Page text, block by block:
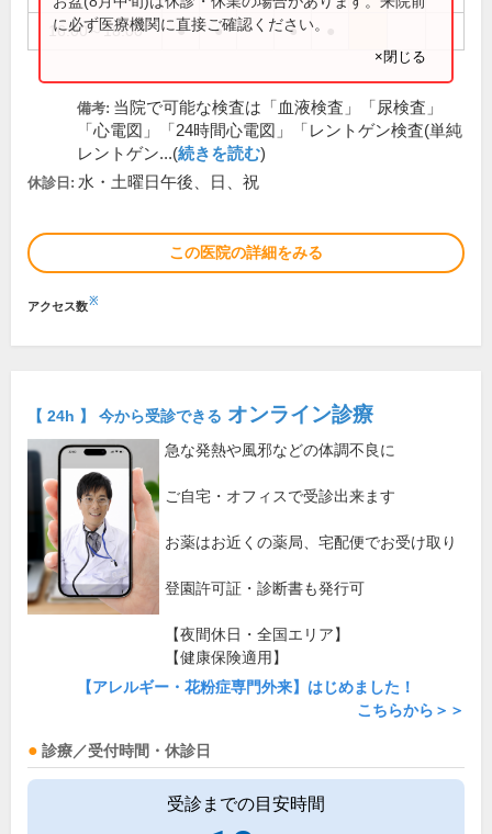
16:00～18:00 ● ● ●
に必ず医療機関に直接ご確認ください。
×閉じる
備考: 当院で可能な検査は「血液検査」「尿検査」
「心電図」「24時間心電図」「レントゲン検査(単純
レントゲン...(続きを読む)
休診日: 水・土曜日午後、日、祝
この医院の詳細をみる
アクセス数※
【 24h 】 今から受診できる オンライン診療
急な発熱や風邪などの体調不良に
ご自宅・オフィスで受診出来ます
お薬はお近くの薬局、宅配便でお受け取り
登園許可証・診断書も発行可
【夜間休日・全国エリア】
【健康保険適用】
【アレルギー・花粉症専門外来】はじめました！
こちらから＞＞
診療／受付時間・休診日
受診までの目安時間